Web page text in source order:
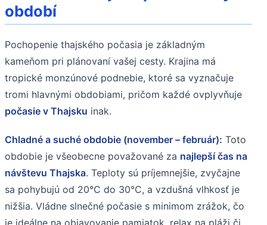
období
Pochopenie thajského počasia je základným
kameňom pri plánovaní vašej cesty. Krajina má
tropické monzúnové podnebie, ktoré sa vyznačuje
tromi hlavnými obdobiami, pričom každé ovplyvňuje
počasie v Thajsku inak.
Chladné a suché obdobie (november – február): Toto
obdobie je všeobecne považované za najlepší čas na
návštevu Thajska. Teploty sú príjemnejšie, zvyčajne
sa pohybujú od 20°C do 30°C, a vzdušná vlhkosť je
nižšia. Vládne slnečné počasie s minimom zrážok, čo